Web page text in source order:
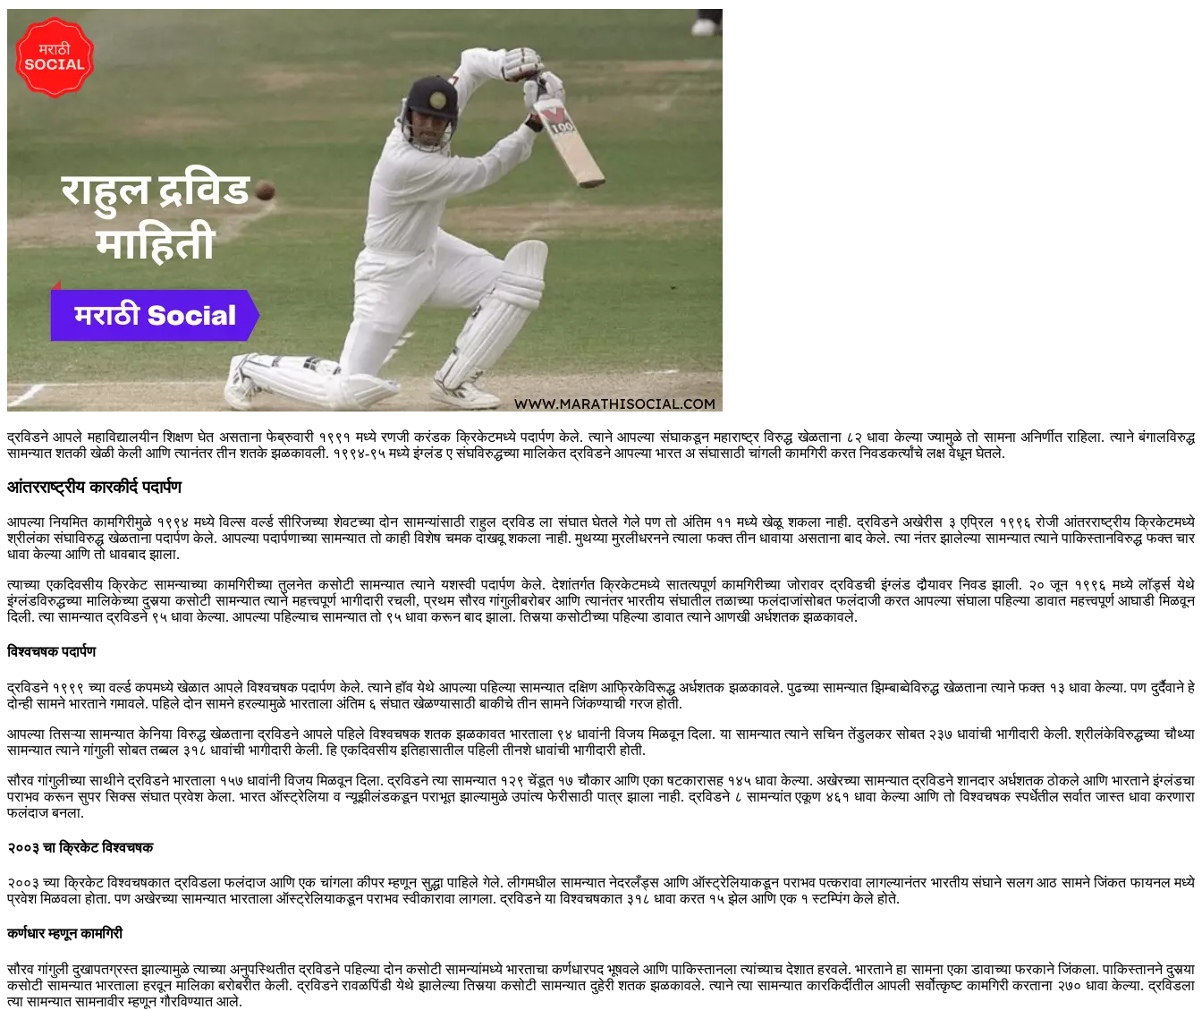
द्रविडने आपले महाविद्यालयीन शिक्षण घेत असताना फेब्रुवारी १९९१ मध्ये रणजी करंडक क्रिकेटमध्ये पदार्पण केले. त्याने आपल्या संघाकडून महाराष्ट्र विरुद्ध खेळताना ८२ धावा केल्या ज्यामुळे तो सामना अनिर्णीत राहिला. त्याने बंगालविरुद्ध
सामन्यात शतकी खेळी केली आणि त्यानंतर तीन शतके झळकावली. १९९४-९५ मध्ये इंग्लंड ए संघविरुद्धच्या मालिकेत द्रविडने आपल्या भारत अ संघासाठी चांगली कामगिरी करत निवडकर्त्यांचे लक्ष वेधून घेतले.
आंतरराष्ट्रीय कारकीर्द पदार्पण
आपल्या नियमित कामगिरीमुळे १९९४ मध्ये विल्स वर्ल्ड सीरिजच्या शेवटच्या दोन सामन्यांसाठी राहुल द्रविड ला संघात घेतले गेले पण तो अंतिम ११ मध्ये खेळू शकला नाही. द्रविडने अखेरीस ३ एप्रिल १९९६ रोजी आंतरराष्ट्रीय क्रिकेटमध्ये
श्रीलंका संघाविरुद्ध खेळताना पदार्पण केले. आपल्या पदार्पणाच्या सामन्यात तो काही विशेष चमक दाखवू शकला नाही. मुथय्या मुरलीधरनने त्याला फक्त तीन धावाया असताना बाद केले. त्या नंतर झालेल्या सामन्यात त्याने पाकिस्तानविरुद्ध फक्त चार
धावा केल्या आणि तो धावबाद झाला.
त्याच्या एकदिवसीय क्रिकेट सामन्याच्या कामगिरीच्या तुलनेत कसोटी सामन्यात त्याने यशस्वी पदार्पण केले. देशांतर्गत क्रिकेटमध्ये सातत्यपूर्ण कामगिरीच्या जोरावर द्रविडची इंग्लंड दौर्‍यावर निवड झाली. २० जून १९९६ मध्ये लॉर्ड्स येथे
इंग्लंडविरुद्धच्या मालिकेच्या दुसर्‍या कसोटी सामन्यात त्याने महत्त्वपूर्ण भागीदारी रचली, प्रथम सौरव गांगुलीबरोबर आणि त्यानंतर भारतीय संघातील तळाच्या फलंदाजांसोबत फलंदाजी करत आपल्या संघाला पहिल्या डावात महत्त्वपूर्ण आघाडी मिळवून
दिली. त्या सामन्यात द्रविडने ९५ धावा केल्या. आपल्या पहिल्याच सामन्यात तो ९५ धावा करून बाद झाला. तिसर्‍या कसोटीच्या पहिल्या डावात त्याने आणखी अर्धशतक झळकावले.
विश्वचषक पदार्पण
द्रविडने १९९९ च्या वर्ल्ड कपमध्ये खेळात आपले विश्वचषक पदार्पण केले. त्याने हॉव येथे आपल्या पहिल्या सामन्यात दक्षिण आफ्रिकेविरूद्ध अर्धशतक झळकावले. पुढच्या सामन्यात झिम्बाब्वेविरुद्ध खेळताना त्याने फक्त १३ धावा केल्या. पण दुर्दैवाने हे
दोन्ही सामने भारताने गमावले. पहिले दोन सामने हरल्यामुळे भारताला अंतिम ६ संघात खेळण्यासाठी बाकीचे तीन सामने जिंकण्याची गरज होती.
आपल्या तिसऱ्या सामन्यात केनिया विरुद्ध खेळताना द्रविडने आपले पहिले विश्वचषक शतक झळकावत भारताला ९४ धावांनी विजय मिळवून दिला. या सामन्यात त्याने सचिन तेंडुलकर सोबत २३७ धावांची भागीदारी केली. श्रीलंकेविरुद्धच्या चौथ्या
सामन्यात त्याने गांगुली सोबत तब्बल ३१८ धावांची भागीदारी केली. हि एकदिवसीय इतिहासातील पहिली तीनशे धावांची भागीदारी होती.
सौरव गांगुलीच्या साथीने द्रविडने भारताला १५७ धावांनी विजय मिळवून दिला. द्रविडने त्या सामन्यात १२९ चेंडूत १७ चौकार आणि एका षटकारासह १४५ धावा केल्या. अखेरच्या सामन्यात द्रविडने शानदार अर्धशतक ठोकले आणि भारताने इंग्लंडचा
पराभव करून सुपर सिक्स संघात प्रवेश केला. भारत ऑस्ट्रेलिया व न्यूझीलंडकडून पराभूत झाल्यामुळे उपांत्य फेरीसाठी पात्र झाला नाही. द्रविडने ८ सामन्यांत एकूण ४६१ धावा केल्या आणि तो विश्वचषक स्पर्धेतील सर्वात जास्त धावा करणारा
फलंदाज बनला.
२००३ चा क्रिकेट विश्वचषक
२००३ च्या क्रिकेट विश्वचषकात द्रविडला फलंदाज आणि एक चांगला कीपर म्हणून सुद्धा पाहिले गेले. लीगमधील सामन्यात नेदरलँड्स आणि ऑस्ट्रेलियाकडून पराभव पत्करावा लागल्यानंतर भारतीय संघाने सलग आठ सामने जिंकत फायनल मध्ये
प्रवेश मिळवला होता. पण अखेरच्या सामन्यात भारताला ऑस्ट्रेलियाकडून पराभव स्वीकारावा लागला. द्रविडने या विश्वचषकात ३१८ धावा करत १५ झेल आणि एक १ स्टम्पिंग केले होते.
कर्णधार म्हणून कामगिरी
सौरव गांगुली दुखापतग्रस्त झाल्यामुळे त्याच्या अनुपस्थितीत द्रविडने पहिल्या दोन कसोटी सामन्यांमध्ये भारताचा कर्णधारपद भूषवले आणि पाकिस्तानला त्यांच्याच देशात हरवले. भारताने हा सामना एका डावाच्या फरकाने जिंकला. पाकिस्तानने दुसर्‍या
कसोटी सामन्यात भारताला हरवून मालिका बरोबरीत केली. द्रविडने रावळपिंडी येथे झालेल्या तिसर्‍या कसोटी सामन्यात दुहेरी शतक झळकावले. त्याने त्या सामन्यात कारकिर्दीतील आपली सर्वोत्कृष्ट कामगिरी करताना २७० धावा केल्या. द्रविडला
त्या सामन्यात सामनावीर म्हणून गौरविण्यात आले.